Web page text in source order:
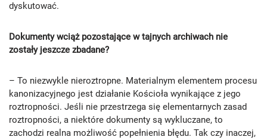
dyskutować.
Dokumenty wciąż pozostające w tajnych archiwach nie
zostały jeszcze zbadane?
– To niezwykle nieroztropne. Materialnym elementem procesu
kanonizacyjnego jest działanie Kościoła wynikające z jego
roztropności. Jeśli nie przestrzega się elementarnych zasad
roztropności, a niektóre dokumenty są wykluczane, to
zachodzi realna możliwość popełnienia błędu. Tak czy inaczej,